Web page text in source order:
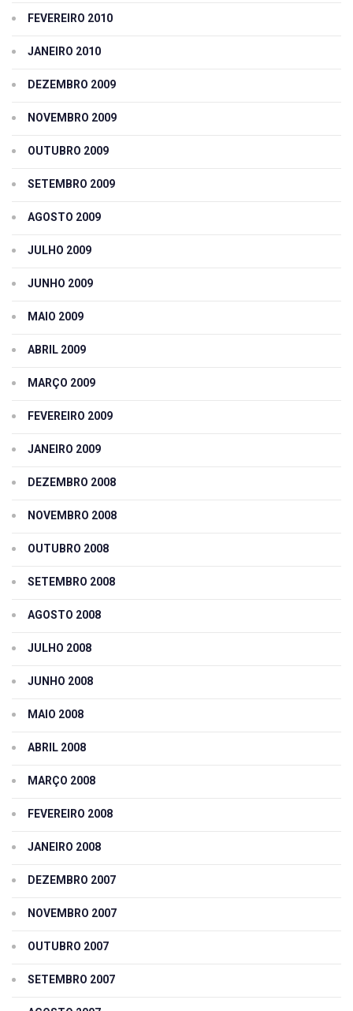
FEVEREIRO 2010
JANEIRO 2010
DEZEMBRO 2009
NOVEMBRO 2009
OUTUBRO 2009
SETEMBRO 2009
AGOSTO 2009
JULHO 2009
JUNHO 2009
MAIO 2009
ABRIL 2009
MARÇO 2009
FEVEREIRO 2009
JANEIRO 2009
DEZEMBRO 2008
NOVEMBRO 2008
OUTUBRO 2008
SETEMBRO 2008
AGOSTO 2008
JULHO 2008
JUNHO 2008
MAIO 2008
ABRIL 2008
MARÇO 2008
FEVEREIRO 2008
JANEIRO 2008
DEZEMBRO 2007
NOVEMBRO 2007
OUTUBRO 2007
SETEMBRO 2007